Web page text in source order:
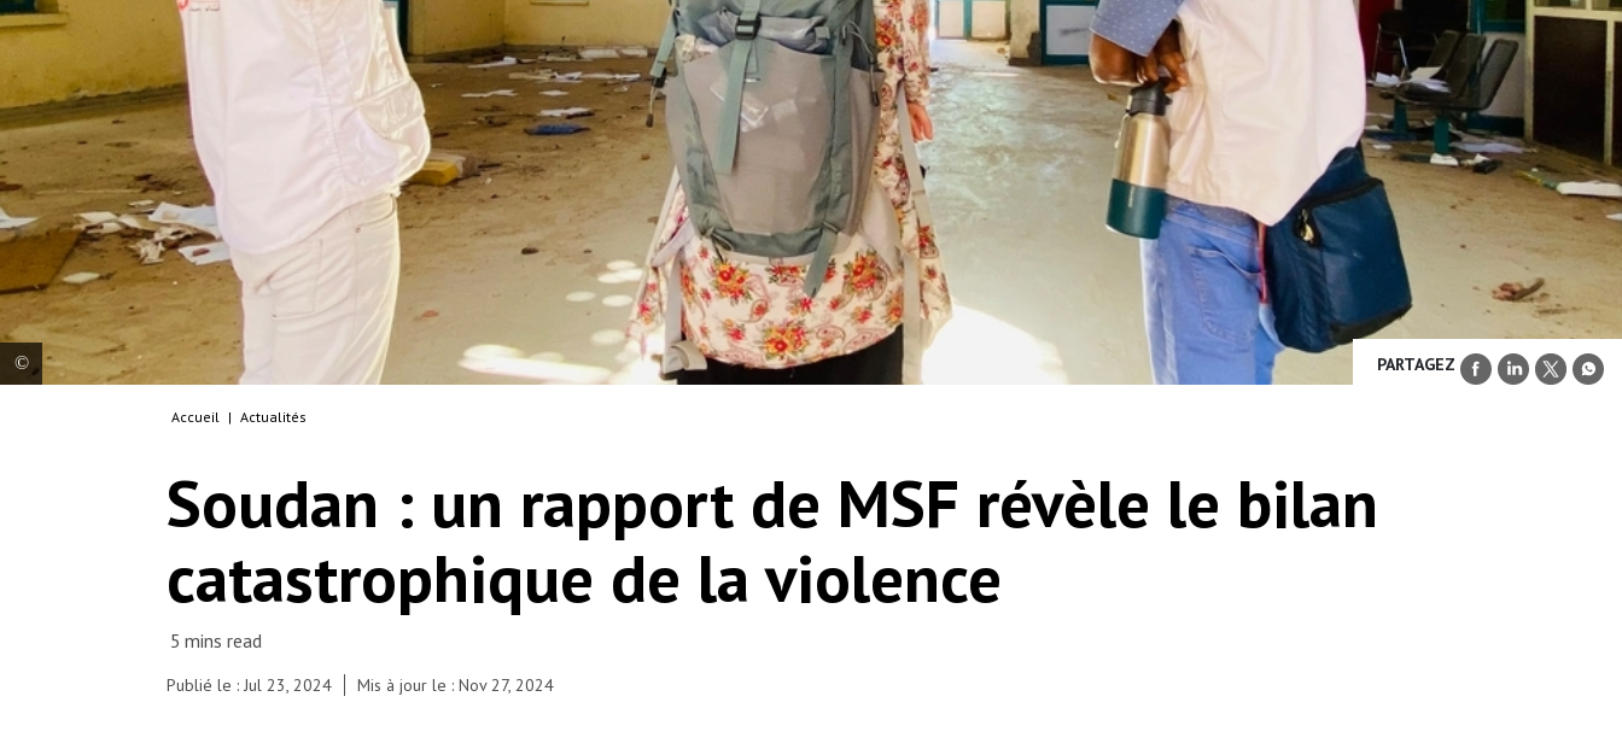
MSF teams reassessing the damage at an MSF-
looting and storming incident.
PARTAGEZ
Accueil | Actualités
Soudan : un rapport de MSF révèle le bilan
catastrophique de la violence
Publié le : Jul 23, 2024 Mis à jour le : Nov 27, 2024